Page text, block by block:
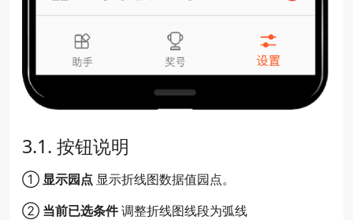
按钮说明
①显示园点 显示折线图数据值园点。
② 当前已选条件调整折线图线段为弧线